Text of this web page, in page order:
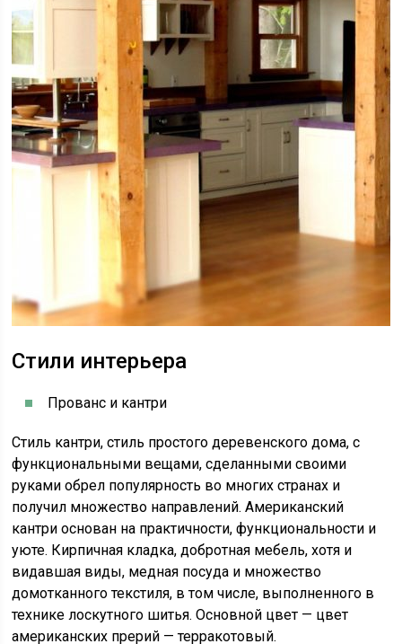
Стили интерьера
Прованс и кантри
Стиль кантри, стиль простого деревенского дома, с
функциональными вещами, сделанными своими
руками обрел популярность во многих странах и
получил множество направлений. Американский
кантри основан на практичности, функциональности и
уюте. Кирпичная кладка, добротная мебель, хотя и
видавшая виды, медная посуда и множество
домотканного текстиля, в том числе, выполненного в
технике лоскутного шитья. Основной цвет — цвет
американских прерий — терракотовый.